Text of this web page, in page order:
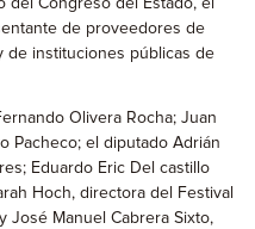
del Congreso del Estado, el
de proveedores de
de instituciones públicas de
Olivera Rocha; Juan
Pacheco; el diputado Adrián
Eduardo Eric Del castillo
Hoch, directora del Festival
José Manuel Cabrera Sixto,